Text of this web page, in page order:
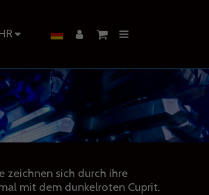
zeichnen sich durch ihre
mit dem dunkelroten Cuprit.